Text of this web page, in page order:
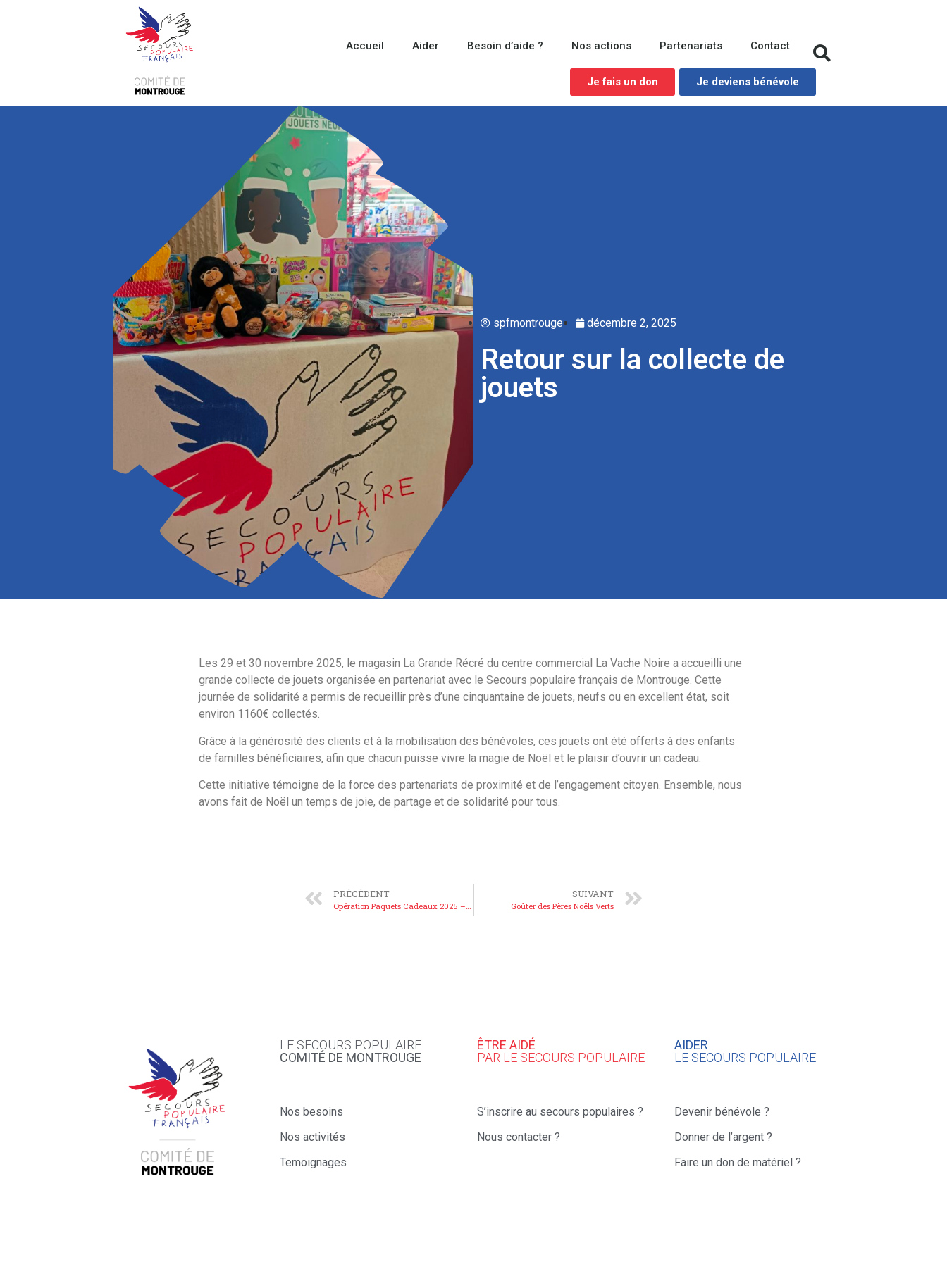
Accueil Aider Besoin d’aide ? Nos actions Partenariats Contact
Je fais un don Je deviens bénévole
spfmontrouge décembre 2, 2025
Retour sur la collecte de
jouets
Les 29 et 30 novembre 2025, le magasin La Grande Récré du centre commercial La Vache Noire a accueilli une
grande collecte de jouets organisée en partenariat avec le Secours populaire français de Montrouge. Cette
journée de solidarité a permis de recueillir près d’une cinquantaine de jouets, neufs ou en excellent état, soit
environ 1160€ collectés.
Grâce à la générosité des clients et à la mobilisation des bénévoles, ces jouets ont été offerts à des enfants
de familles bénéficiaires, afin que chacun puisse vivre la magie de Noël et le plaisir d’ouvrir un cadeau.
Cette initiative témoigne de la force des partenariats de proximité et de l’engagement citoyen. Ensemble, nous
avons fait de Noël un temps de joie, de partage et de solidarité pour tous.
PRÉCÉDENT
Opération Paquets Cadeaux 2025 – Participez à un Noël Solidaire
SUIVANT
Goûter des Pères Noëls Verts
LE SECOURS POPULAIRE
COMITÉ DE MONTROUGE
Nos besoins
Nos activités
Temoignages
ÊTRE AIDÉ
PAR LE SECOURS POPULAIRE
S’inscrire au secours populaires ?
Nous contacter ?
AIDER
LE SECOURS POPULAIRE
Devenir bénévole ?
Donner de l’argent ?
Faire un don de matériel ?